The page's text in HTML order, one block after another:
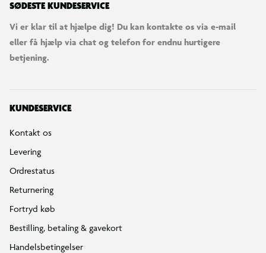
SØDESTE KUNDESERVICE
Vi er klar til at hjælpe dig! Du kan kontakte os via e-mail
eller få hjælp via chat og telefon for endnu hurtigere
betjening.
KUNDESERVICE
Kontakt os
Levering
Ordrestatus
Returnering
Fortryd køb
Bestilling, betaling & gavekort
Handelsbetingelser